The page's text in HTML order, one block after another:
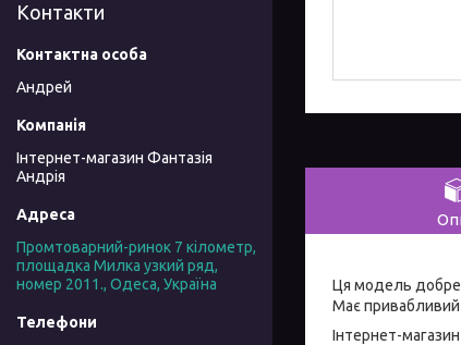
Ця модель добре
Має привабливий
Інтернет-
Контакти
Андрей
Інтернет-магазин Фантазія
Андрія
Промтоварний-ринок 7 кілометр,
площадка Милка узкий ряд,
номер 2011., Одеса, Україна